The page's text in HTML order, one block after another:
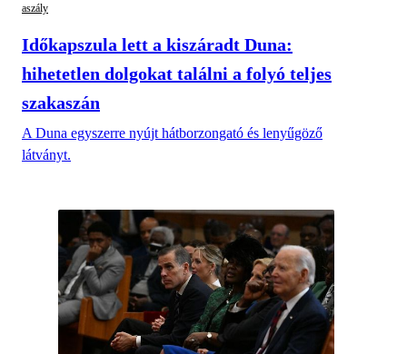
aszály
Időkapszula lett a kiszáradt Duna:
hihetetlen dolgokat találni a folyó teljes
szakaszán
A Duna egyszerre nyújt hátborzongató és lenyűgöző
látványt.